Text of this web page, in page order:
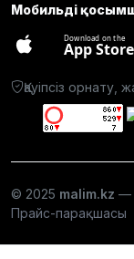
Мобильді
Download on the
App Store
Қауіпсіз
© 2025 malim.kz —
Прайс-парақшасы